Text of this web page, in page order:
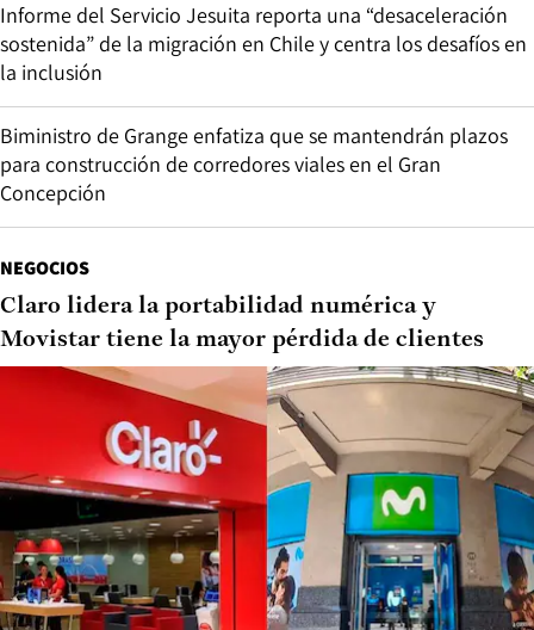
Informe del Servicio Jesuita reporta una “desaceleración
sostenida” de la migración en Chile y centra los desafíos en
la inclusión
Biministro de Grange enfatiza que se mantendrán plazos
para construcción de corredores viales en el Gran
Concepción
NEGOCIOS
Claro lidera la portabilidad numérica y
Movistar tiene la mayor pérdida de clientes